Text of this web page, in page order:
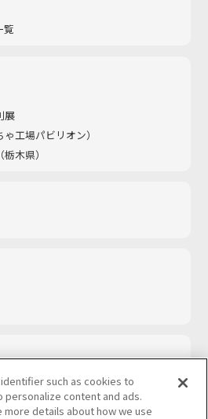
覧
展
工場パビリオン）​
木県）
such as cookies to
personalize content and ads.
more details about how we use